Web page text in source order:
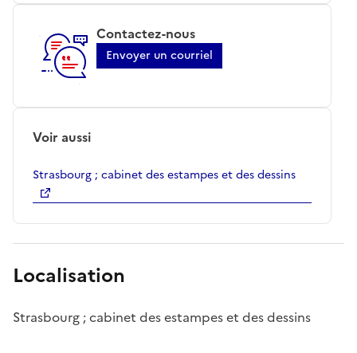
Contactez-nous
Envoyer un courriel
Voir aussi
Strasbourg ; cabinet des estampes et des dessins
Localisation
Strasbourg ; cabinet des estampes et des dessins